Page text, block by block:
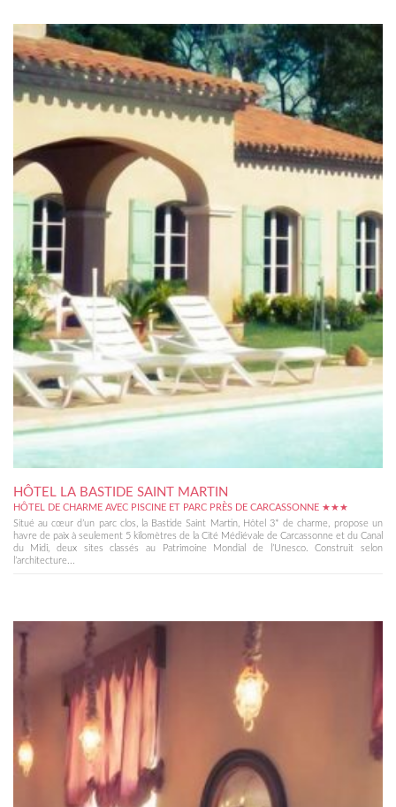
HÔTEL LA BASTIDE SAINT MARTIN
HÔTEL DE CHARME AVEC PISCINE ET PARC PRÈS DE CARCASSONNE ★★★
Situé au cœur d’un parc clos, la Bastide Saint Martin, Hôtel 3* de charme, propose un
havre de paix à seulement 5 kilomètres de la Cité Médiévale de Carcassonne et du Canal
du Midi, deux sites classés au Patrimoine Mondial de l’Unesco. Construit selon
l’architecture...